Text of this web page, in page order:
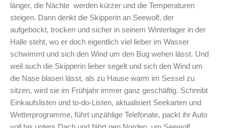
länger, die Nächte werden kürzer und die Temperaturen
steigen. Dann denkt die Skipperin an Seewolf, der
aufgebockt, trocken und sicher in seinem Winterlager in der
Halle steht, wo er doch eigentlich viel lieber im Wasser
schwimmt und sich den Wind um den Bug wehen lässt. Und
weil auch die Skipperin lieber segelt und sich den Wind um
die Nase blasen lässt, als zu Hause warm im Sessel zu
sitzen, wird sie im Frühjahr immer ganz geschäftig. Schreibt
Einkaufslisten und to-do-Listen, aktualisiert Seekarten und
Wetterprogramme, führt unzählige Telefonate, packt ihr Auto